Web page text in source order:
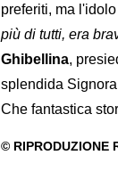
preferiti, ma
più di tutti, era
Ghibellina,
splendida
Che fantastica